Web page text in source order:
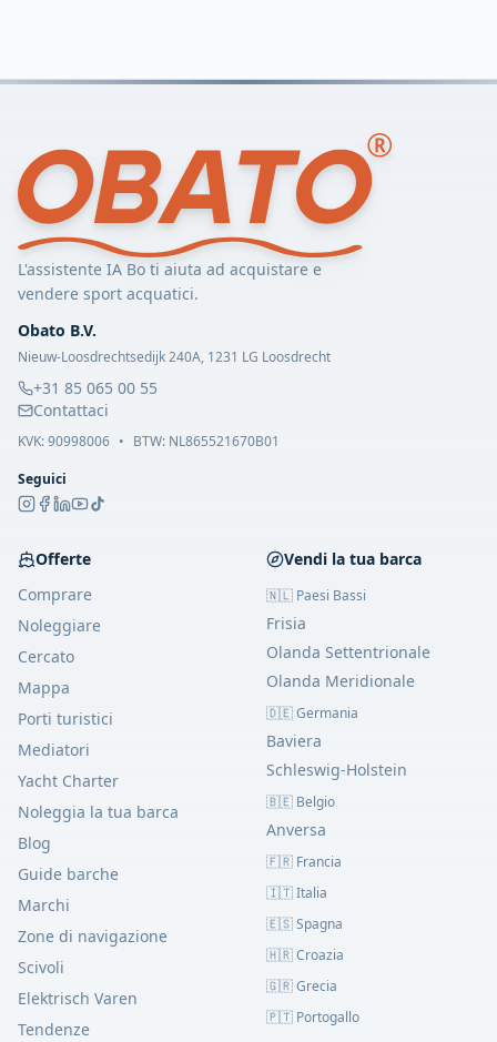
L'assistente IA Bo ti aiuta ad acquistare e
vendere sport acquatici.
Obato B.V.
Nieuw-Loosdrechtsedijk 240A, 1231 LG Loosdrecht
+31 85 065 00 55
Contattaci
KVK:90998006 • BTW: NL865521670B01
Seguici
Offerte
Comprare
Noleggiare
Cercato
Mappa
Porti turistici
Mediatori
Yacht Charter
Noleggia la tua barca
Blog
Guide barche
Marchi
Zone di navigazione
Scivoli
Elektrisch Varen
Tendenze
Vendi la tua barca
🇳🇱 Paesi Bassi
Frisia
Olanda Settentrionale
Olanda Meridionale
🇩🇪 Germania
Baviera
Schleswig-Holstein
🇧🇪 Belgio
Anversa
🇫🇷 Francia
🇮🇹 Italia
🇪🇸 Spagna
🇭🇷 Croazia
🇬🇷 Grecia
🇵🇹 Portogallo